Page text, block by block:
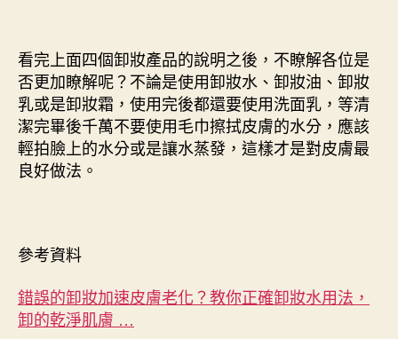
看完上面四個卸妝產品的說明之後，不瞭解各位是
否更加瞭解呢？不論是使用卸妝水、卸妝油、卸妝
乳或是卸妝霜，使用完後都還要使用洗面乳，等清
潔完畢後千萬不要使用毛巾擦拭皮膚的水分，應該
輕拍臉上的水分或是讓水蒸發，這樣才是對皮膚最
良好做法。
參考資料
錯誤的卸妝加速皮膚老化？教你正確卸妝水用法，
卸的乾淨肌膚 …